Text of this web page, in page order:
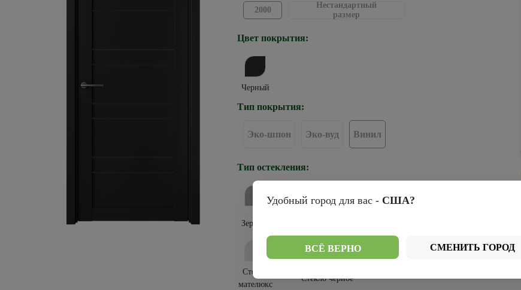
2000
Нестандартный
размер
Цвет покрытия:
Черный
Тип покрытия:
Эко-шпон Эко-вуд Винил
Тип остекления:
Зеркало
Стекло
мателюкс
Стекло черное
Удобный город для вас - США?
ВСЁ ВЕРНО СМЕНИТЬ ГОРОД